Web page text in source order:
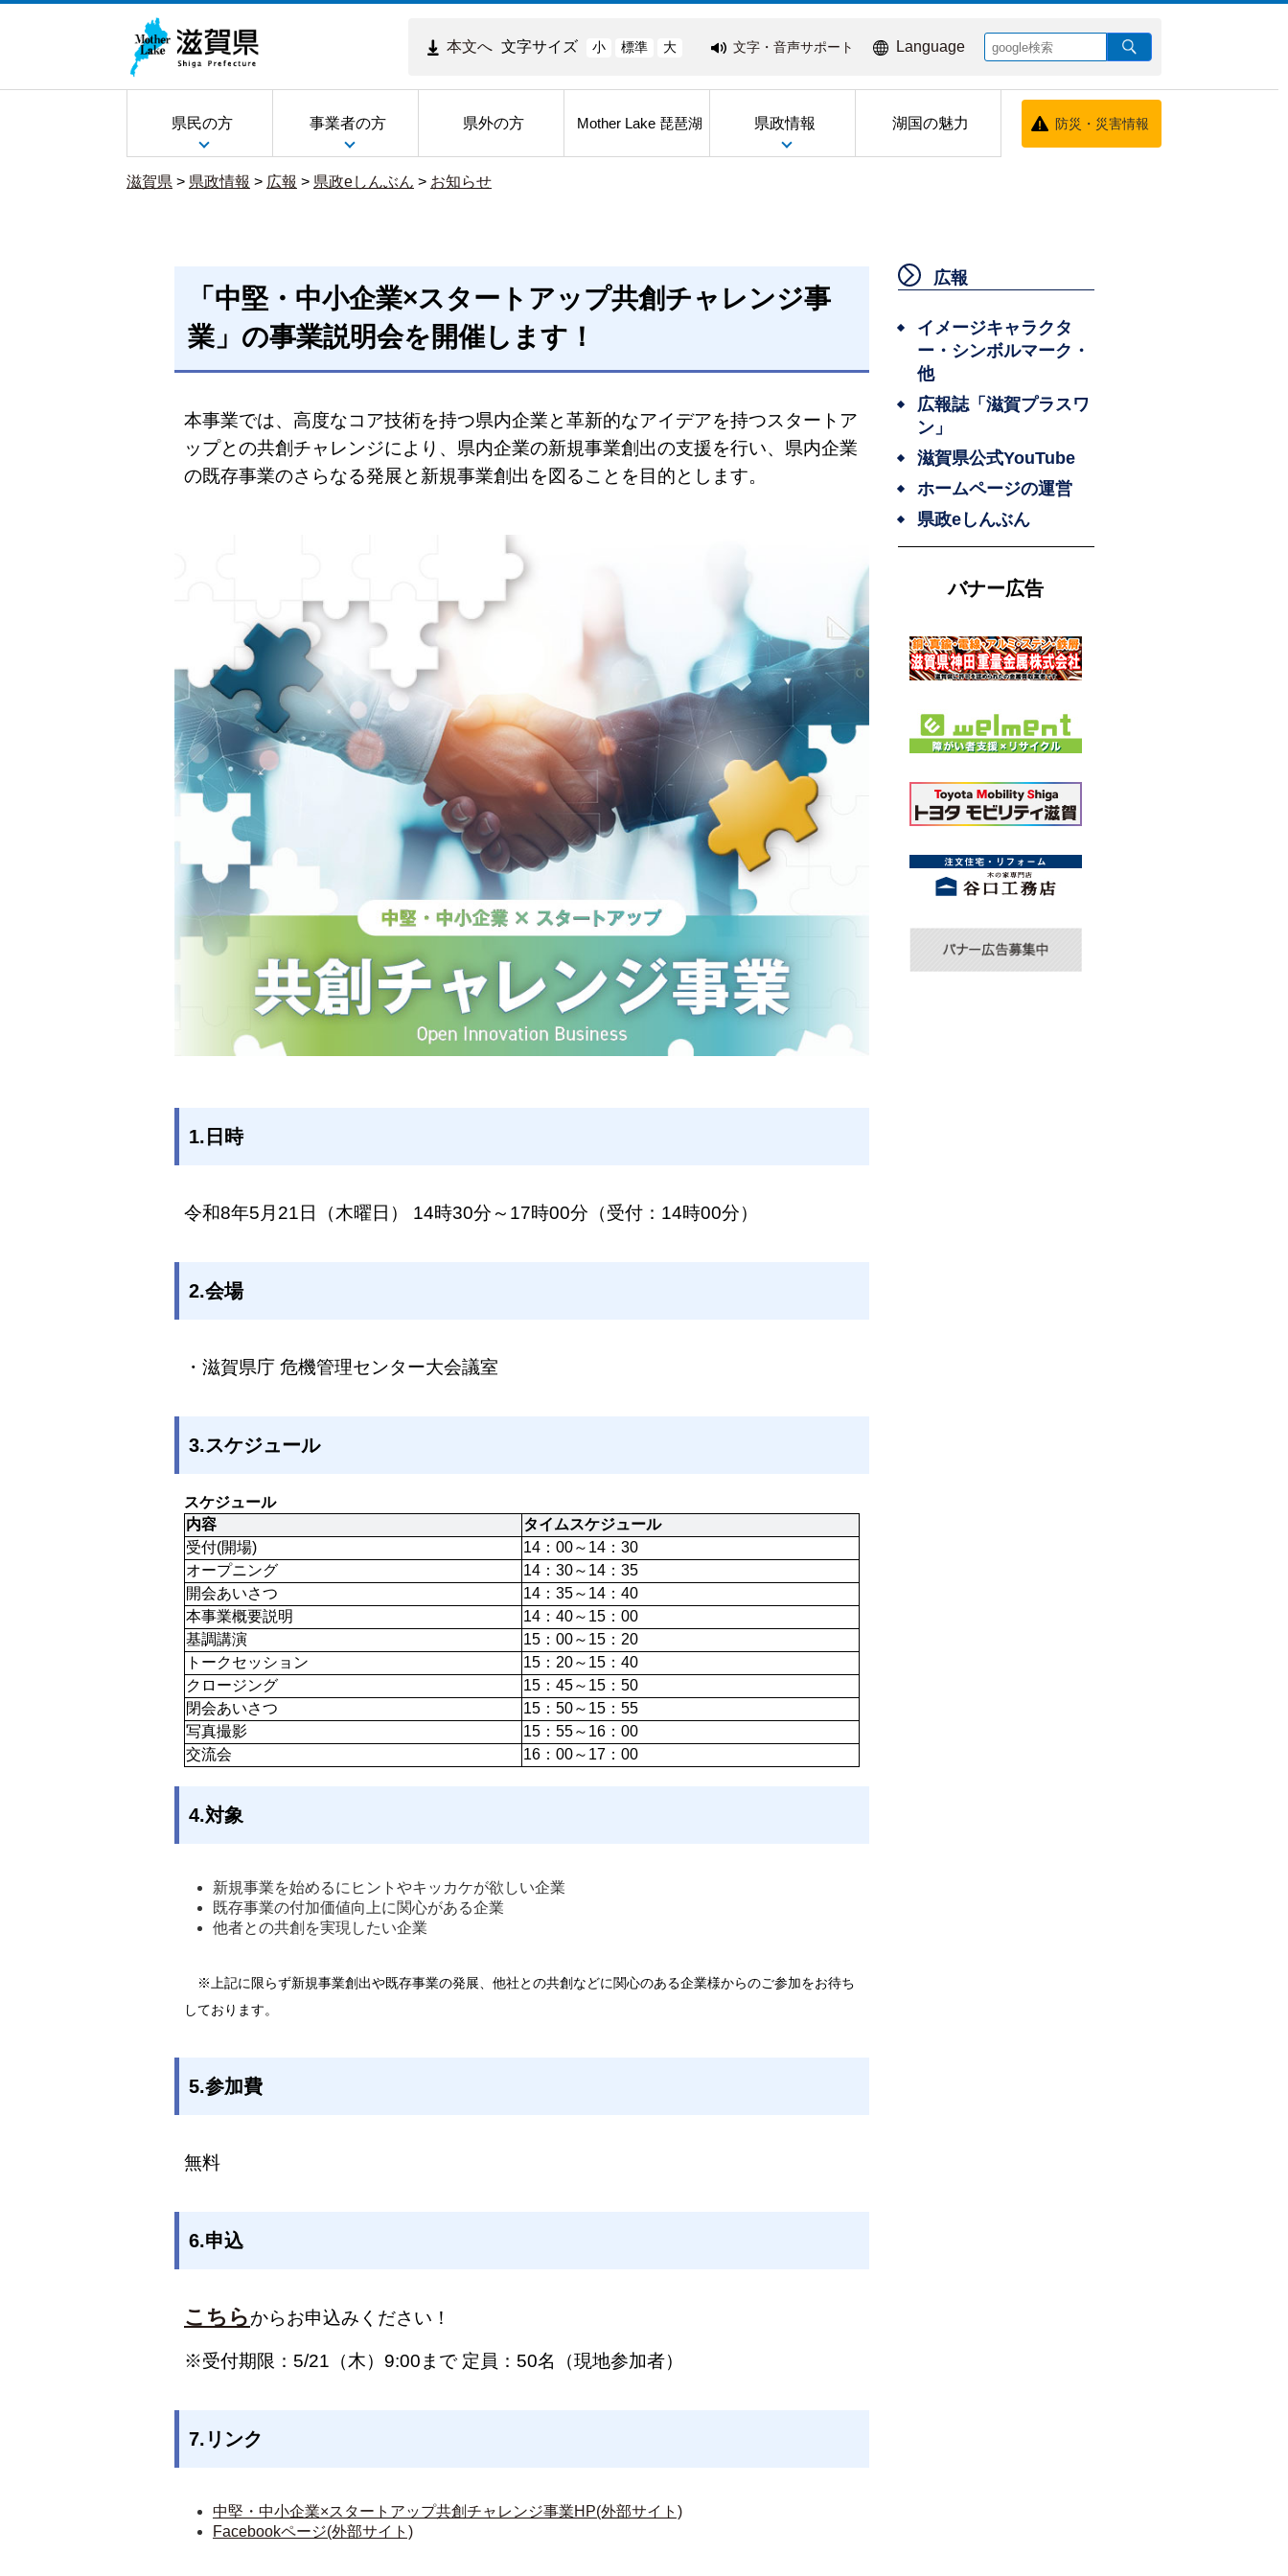
本文へ 文字サイズ 小 標準 大 文字・音声サポート Language
県民の方 事業者の方 県外の方 Mother Lake 琵琶湖 県政情報 湖国の魅力 防災・災害情報
滋賀県 > 県政情報 > 広報 > 県政eしんぶん > お知らせ
「中堅・中小企業×スタートアップ共創チャレンジ事
業」の事業説明会を開催します！
本事業では、高度なコア技術を持つ県内企業と革新的なアイデアを持つスタートア
ップとの共創チャレンジにより、県内企業の新規事業創出の支援を行い、県内企業
の既存事業のさらなる発展と新規事業創出を図ることを目的とします。
1.日時
令和8年5月21日（木曜日） 14時30分～17時00分（受付：14時00分）
2.会場
・滋賀県庁 危機管理センター大会議室
3.スケジュール
スケジュール
内容
タイムスケジュール
受付(開場)
14：00～14：30
オープニング
14：30～14：35
開会あいさつ
14：35～14：40
本事業概要説明
14：40～15：00
基調講演
15：00～15：20
トークセッション
15：20～15：40
クロージング
15：45～15：50
閉会あいさつ
15：50～15：55
写真撮影
15：55～16：00
交流会
16：00～17：00
4.対象
新規事業を始めるにヒントやキッカケが欲しい企業
既存事業の付加価値向上に関心がある企業
他者との共創を実現したい企業
※上記に限らず新規事業創出や既存事業の発展、他社との共創などに関心のある企業様からのご参加をお待ち
しております。
5.参加費
無料
6.申込
こちらからお申込みください！
※受付期限：5/21（木）9:00まで 定員：50名（現地参加者）
7.リンク
中堅・中小企業×スタートアップ共創チャレンジ事業HP(外部サイト)
Facebookページ(外部サイト)
広報
イメージキャラクタ
ー・シンボルマーク・
他
広報誌「滋賀プラスワ
ン」
滋賀県公式YouTube
ホームページの運営
県政eしんぶん
バナー広告